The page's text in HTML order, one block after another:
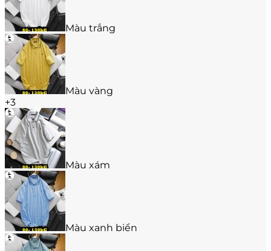
trang
sản
phẩm
Màu trắng
Màu vàng
+3
Màu xám
Màu xanh biển